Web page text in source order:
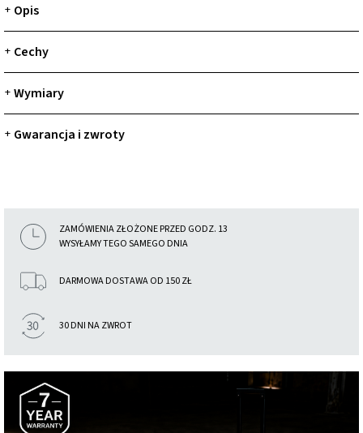
+ Opis
+ Cechy
+ Wymiary
+ Gwarancja i zwroty
ZAMÓWIENIA ZŁOŻONE PRZED GODZ. 13
WYSYŁAMY TEGO SAMEGO DNIA
DARMOWA DOSTAWA OD 150 ZŁ
30 DNI NA ZWROT